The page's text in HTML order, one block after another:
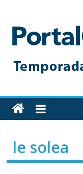
content
Toda
la
cruceros
le solea